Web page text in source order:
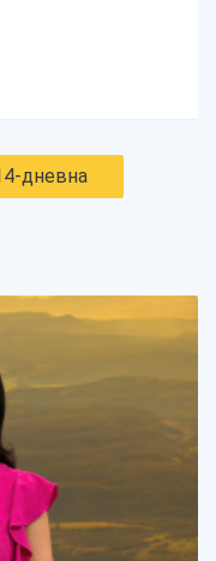
дневна